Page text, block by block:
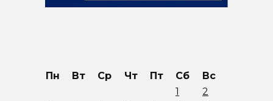
Пн Вт Ср Чт Пт Сб
Вс
1
2